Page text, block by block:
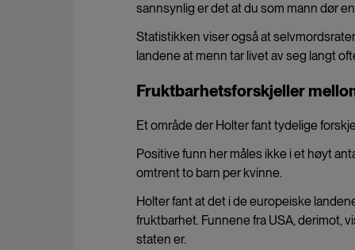
sannsynlig er det at du som mann dør
Statistikken viser også at
landene at menn tar livet av seg langt
Fruktbarhetsforskjeller
Et område der Holter fant tydelige
Positive funn her måles ikke i et høyt
omtrent to barn per kvinne.
Holter fant at det i de europeiske
fruktbarhet. Funnene fra USA, derimot,
staten er.